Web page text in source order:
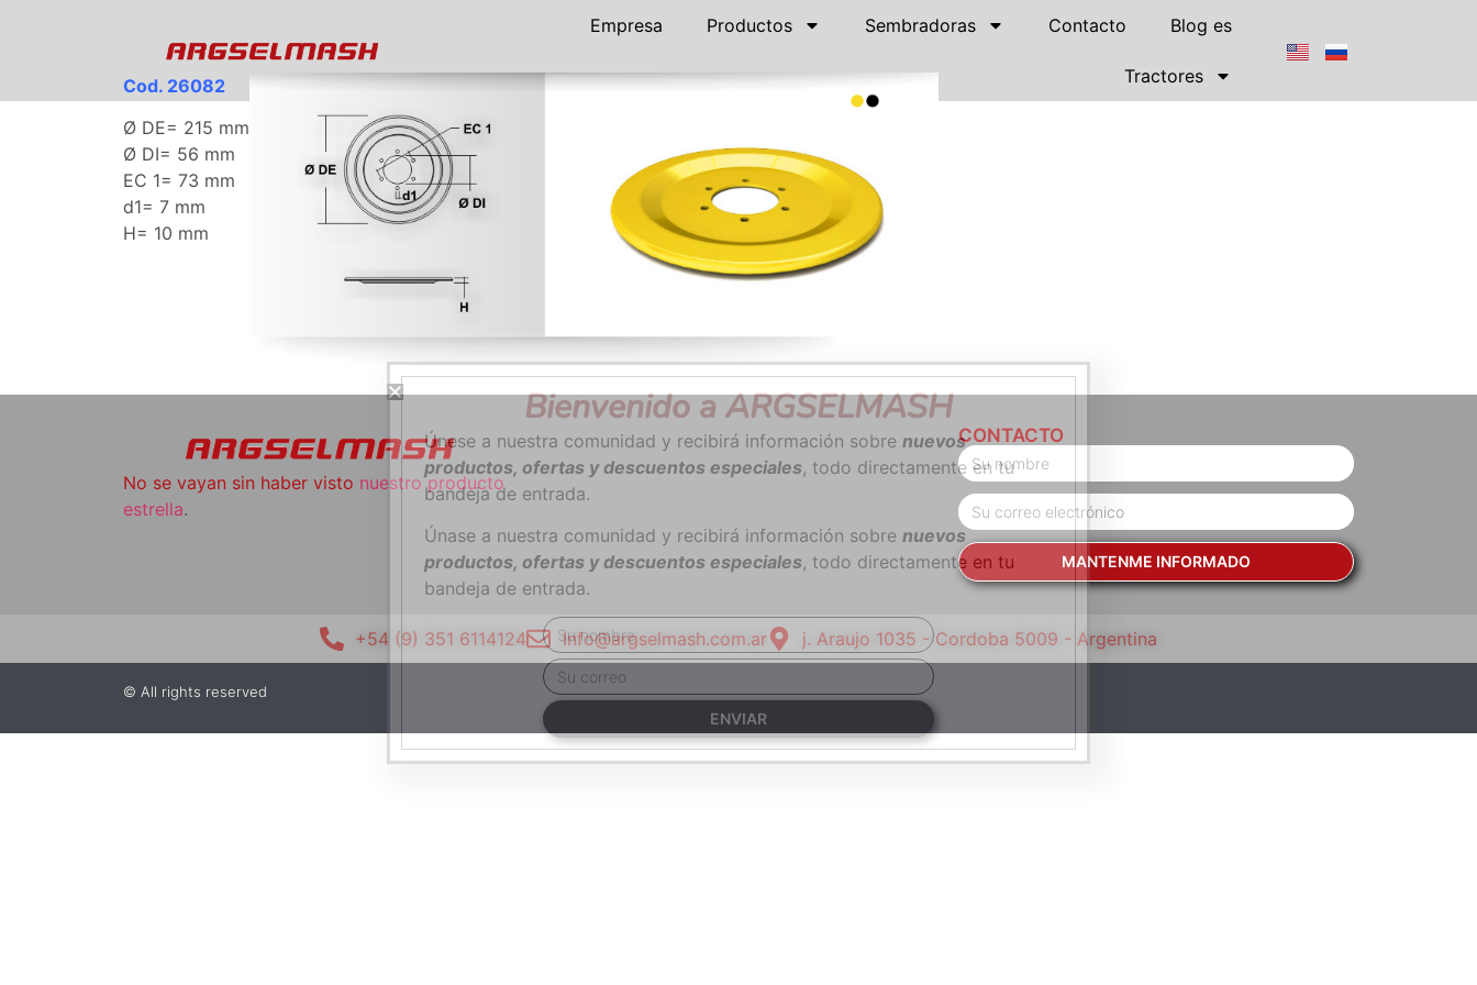
Empresa Productos Sembradoras Contacto Blog es
Tractores
Cod. 26082
Ø DE= 215 mm
Ø DI= 56 mm
EC 1= 73 mm
d1= 7 mm
H= 10 mm
No se vayan sin haber visto nuestro producto
estrella.
CONTACTO
MANTENME INFORMADO
+54 (9) 351 6114124 Info@argselmash.com.ar j. Araujo 1035 - Cordoba 5009 - Argentina
© All rights reserved
Bienvenido aARGSELMASH
Únese a nuestra comunidad y recibirá información sobre nuevos
productos, ofertas y descuentos especiales, todo directamente en tu
bandeja de entrada.
Únase a nuestra comunidad y recibirá información sobre nuevos
productos, ofertas y descuentos especiales, todo directamente en tu
bandeja de entrada.
ENVIAR